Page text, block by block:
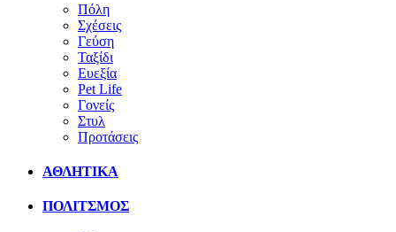
Πόλη
Σχέσεις
Γεύση
Ταξίδι
Ευεξία
Pet Life
Γονείς
Στυλ
Προτάσεις
ΑΘΛΗΤΙΚΑ
ΠΟΛΙΤΣΜΟΣ